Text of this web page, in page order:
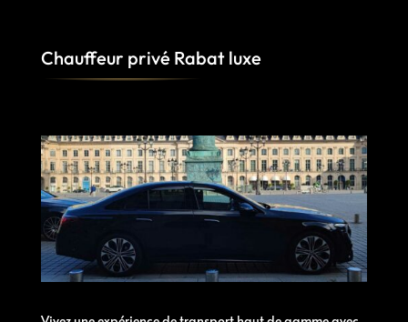
Chauffeur privé Rabat luxe